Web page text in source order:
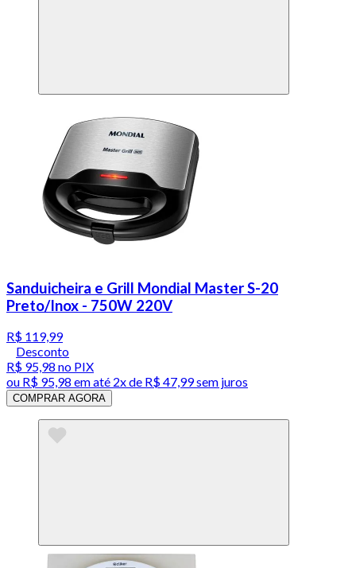
Sanduicheira e Grill Mondial Master S-20
Preto/Inox - 750W 220V
R$ 119,99
Desconto
R$ 95,98 no PIX
ou R$ 95,98 em até 2x de R$ 47,99 sem juros
COMPRAR AGORA